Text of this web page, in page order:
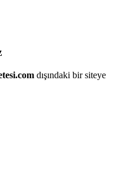
dışındaki bir siteye